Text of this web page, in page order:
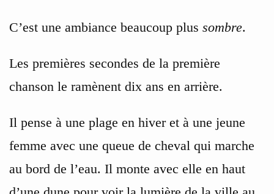
C’est une ambiance beaucoup plus sombre.
Les premières secondes de la première
chanson le ramènent dix ans en arrière.
Il pense à une plage en hiver et à une jeune
femme avec une queue de cheval qui marche
au bord de l’eau. Il monte avec elle en haut